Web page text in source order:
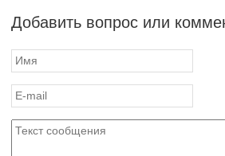
Добавить вопрос или